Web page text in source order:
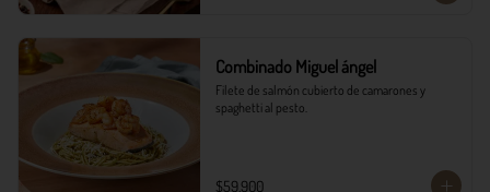
Combinado Miguel ángel
Filete de salmón cubierto de camarones y
spaghetti al pesto.
$59.900